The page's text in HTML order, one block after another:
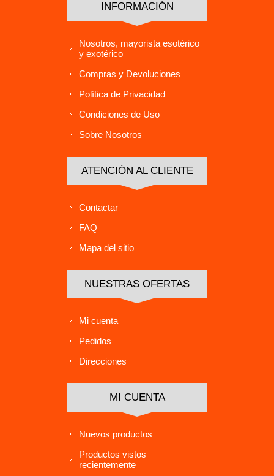
INFORMACIÓN
Nosotros, mayorista esotérico
y exotérico
Compras y Devoluciones
Política de Privacidad
Condiciones de Uso
Sobre Nosotros
ATENCIÓN AL CLIENTE
Contactar
FAQ
Mapa del sitio
NUESTRAS OFERTAS
Mi cuenta
Pedidos
Direcciones
MI CUENTA
Nuevos productos
Productos vistos
recientemente